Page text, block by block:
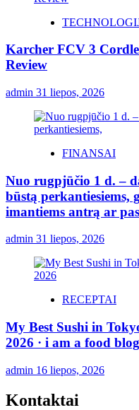
Karcher FCV 3
Review
admin 31 liepos, 2026
FINANSAI
Nuo rugpjūčio 1 d. –
būstą perkantiesiems,
imantiems antrą ar
admin 31 liepos, 2026
RECEPTAI
My Best Sushi in
2026 · i am a food blog
admin 16 liepos, 2026
Kontaktai